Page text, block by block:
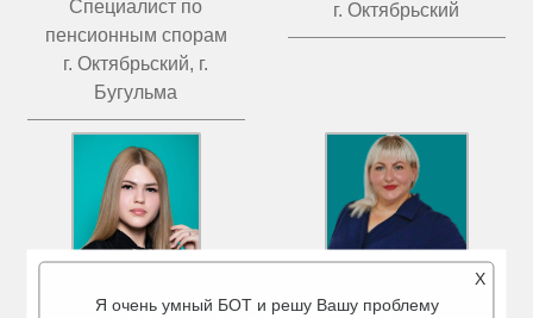
Специалист по
пенсионным спорам
г. Октябрьский, г.
Бугульма
г. Октябрьский
X
Я очень умный БОТ и решу Вашу проблему